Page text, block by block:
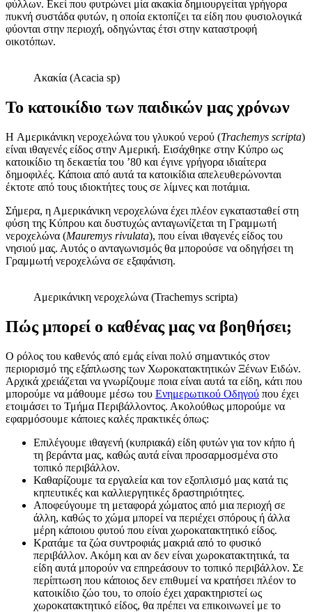
φύλλων. Εκεί που φυτρώνει μία ακακία δημιουργείται γρήγορα
πυκνή συστάδα φυτών, η οποία εκτοπίζει τα είδη που φυσιολογικά
φύονται στην περιοχή, οδηγώντας έτσι στην καταστροφή
οικοτόπων.
Ακακία (Acacia sp)
Το κατοικίδιο των παιδικών μας χρόνων
H Αμερικάνικη νεροχελώνα του γλυκού νερού (Trachemys scripta)
είναι ιθαγενές είδος στην Αμερική. Εισάχθηκε στην Κύπρο ως
κατοικίδιο τη δεκαετία του ’80 και έγινε γρήγορα ιδιαίτερα
δημοφιλές. Κάποια από αυτά τα κατοικίδια απελευθερώνονται
έκτοτε από τους ιδιοκτήτες τους σε λίμνες και ποτάμια.
Σήμερα, η Αμερικάνικη νεροχελώνα έχει πλέον εγκατασταθεί στη
φύση της Κύπρου και δυστυχώς ανταγωνίζεται τη Γραμμωτή
νεροχελώνα (Mauremys rivulata), που είναι ιθαγενές είδος του
νησιού μας. Αυτός ο ανταγωνισμός θα μπορούσε να οδηγήσει τη
Γραμμωτή νεροχελώνα σε εξαφάνιση.
Αμερικάνικη νεροχελώνα (Trachemys scripta)
Πώς μπορεί ο καθένας μας να βοηθήσει;
Ο ρόλος του καθενός από εμάς είναι πολύ σημαντικός στον
περιορισμό της εξάπλωσης των Χωροκατακτητικών Ξένων Ειδών.
Αρχικά χρειάζεται να γνωρίζουμε ποια είναι αυτά τα είδη, κάτι που
μπορούμε να μάθουμε μέσω του Ενημερωτικού Οδηγού που έχει
ετοιμάσει το Τμήμα Περιβάλλοντος. Ακολούθως μπορούμε να
εφαρμόσουμε κάποιες καλές πρακτικές όπως:
Επιλέγουμε ιθαγενή (κυπριακά) είδη φυτών για τον κήπο ή
τη βεράντα μας, καθώς αυτά είναι προσαρμοσμένα στο
τοπικό περιβάλλον.
Καθαρίζουμε τα εργαλεία και τον εξοπλισμό μας κατά τις
κηπευτικές και καλλιεργητικές δραστηριότητες.
Αποφεύγουμε τη μεταφορά χώματος από μια περιοχή σε
άλλη, καθώς το χώμα μπορεί να περιέχει σπόρους ή άλλα
μέρη κάποιου φυτού που είναι χωροκατακτητικό είδος.
Κρατάμε τα ζώα συντροφιάς μακριά από το φυσικό
περιβάλλον. Ακόμη και αν δεν είναι χωροκατακτητικά, τα
είδη αυτά μπορούν να επηρεάσουν το τοπικό περιβάλλον. Σε
περίπτωση που κάποιος δεν επιθυμεί να κρατήσει πλέον το
κατοικίδιο ζώο του, το οποίο έχει χαρακτηριστεί ως
χωροκατακτητικό είδος, θα πρέπει να επικοινωνεί με το